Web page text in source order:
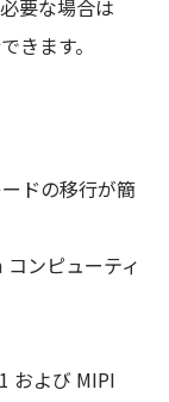
要な場合は
きます。
ドの移行が簡
ンピューティ
および MIPI